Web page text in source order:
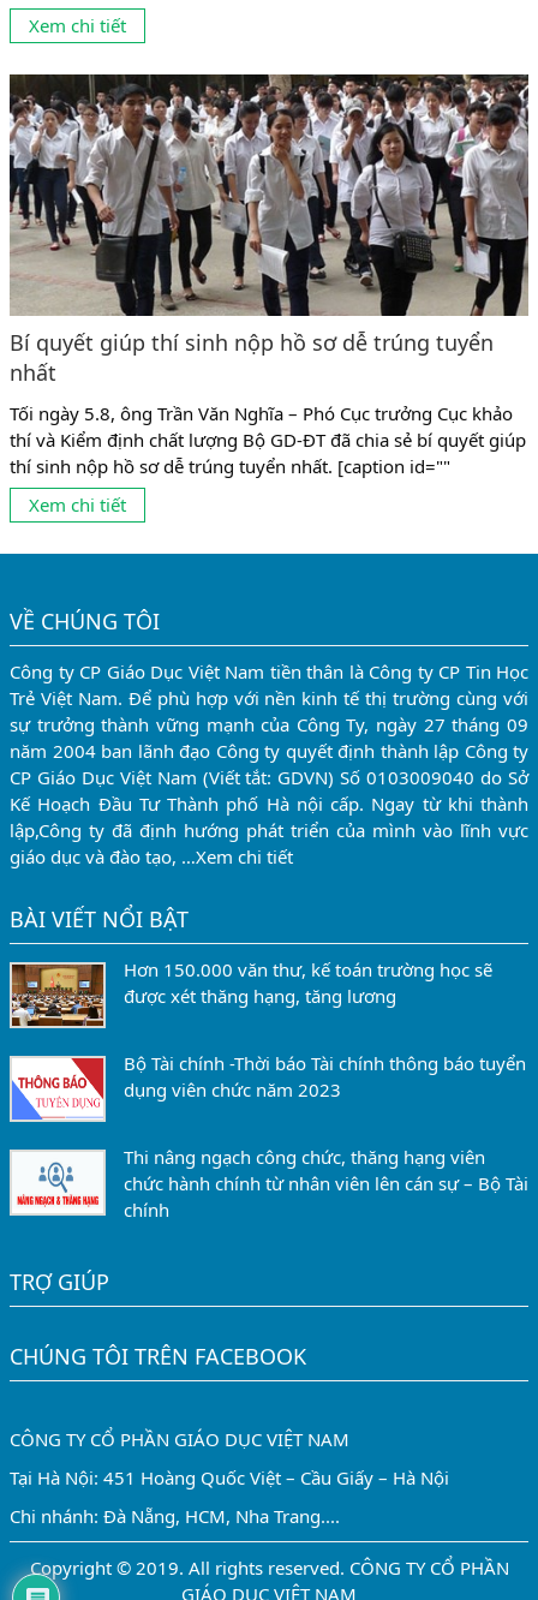
có tới 10% số sinh viên không theo được ngành mình đang
học vì chọn nghề chưa phù hợp. Và có lẽ, con số này còn...
Xem chi tiết
Bí quyết giúp thí sinh nộp hồ sơ dễ trúng tuyển
nhất
Tối ngày 5.8, ông Trần Văn Nghĩa – Phó Cục trưởng Cục khảo
thí và Kiểm định chất lượng Bộ GD-ĐT đã chia sẻ bí quyết giúp
thí sinh nộp hồ sơ dễ trúng tuyển nhất. [caption id=""
align="aligncenter" width="495"] Theo ông Nghĩa, thí sinh
trước khi nộp hồ sơ xét tuyển nên tham khảo điểm chuẩn của
Xem chi tiết
VỀ CHÚNG TÔI
Công ty CP Giáo Dục Việt Nam tiền thân là Công ty CP Tin Học
Trẻ Việt Nam. Để phù hợp với nền kinh tế thị trường cùng với
sự trưởng thành vững mạnh của Công Ty, ngày 27 tháng 09
năm 2004 ban lãnh đạo Công ty quyết định thành lập Công ty
CP Giáo Dục Việt Nam (Viết tắt: GDVN) Số 0103009040 do Sở
Kế Hoạch Đầu Tư Thành phố Hà nội cấp. Ngay từ khi thành
lập,Công ty đã định hướng phát triển của mình vào lĩnh vực
giáo dục và đào tạo, …Xem chi tiết
BÀI VIẾT NỔI BẬT
Hơn 150.000 văn thư, kế toán trường học sẽ
được xét thăng hạng, tăng lương
Bộ Tài chính -Thời báo Tài chính thông báo tuyển
dụng viên chức năm 2023
Thi nâng ngạch công chức, thăng hạng viên
chức hành chính từ nhân viên lên cán sự – Bộ Tài
chính
TRỢ GIÚP
CHÚNG TÔI TRÊN FACEBOOK
CÔNG TY CỔ PHẦN GIÁO DỤC VIỆT NAM
Tại Hà Nội: 451 Hoàng Quốc Việt – Cầu Giấy – Hà Nội
Chi nhánh: Đà Nẵng, HCM, Nha Trang....
Copyright © 2019. All rights reserved. CÔNG TY CỔ PHẦN
GIÁO DỤC VIỆT NAM